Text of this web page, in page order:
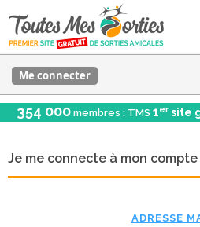
Me connecter
354 000 membres : TMS 1er site
Je me connecte à mon compte
ADRESSE